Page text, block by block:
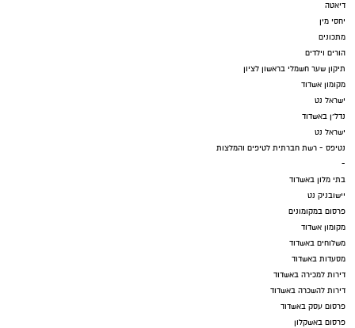
דיאטה
יחסי מין
מתכונים
הורים וילדים
תיקון שער חשמלי בראשון לציון
מקומון אשדוד
ישראל נט
נדל"ן באשדוד
ישראל נט
נטיפס - רשת חברתית לטיפים והמלצות
-
בתי מלון באשדוד
יישובניק נט
פרסום במקומונים
מקומון אשדוד
משלוחים באשדוד
מסעדות באשדוד
דירות למכירה באשדוד
דירות להשכרה באשדוד
פרסום עסק באשדוד
פרסום באשקלון